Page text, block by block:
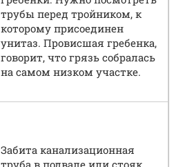
трубы перед тройником, к
которому присоединен
унитаз. Провисшая гребенка,
говорит, что грязь собралась
на самом низком участке.
Забита канализационная